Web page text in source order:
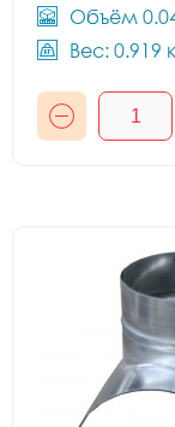
Объём
Вес: 0.919